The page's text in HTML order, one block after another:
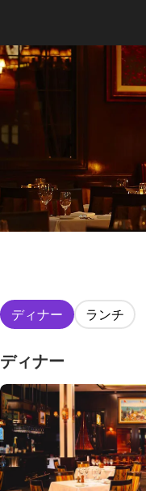
ディナー ランチ
ディナー